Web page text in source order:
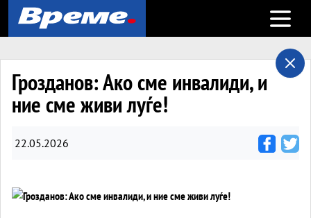
Open
Грозданов: Ако сме инвалиди, и
ние сме живи луѓе!
22.05.2026